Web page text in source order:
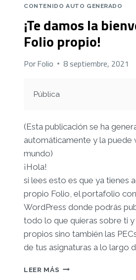
CONTENIDO AUTO GENERADO
¡Te damos la
Folio propio!
PorFolio 8 septiembre, 2021
Pública
(Esta publicación se ha
automáticamente y la puede
mundo)
¡Hola!
si lees esto es que ya tienes
propio Folio, el portafolio
WordPress donde podrás
todo lo que quieras sobre ti
propios sino también las
de tus asignaturas a lo largo
LEER MÁS ¡TE